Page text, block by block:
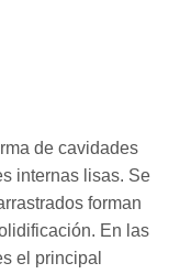
de cavidades
internas lisas. Se
forman
En las
el principal